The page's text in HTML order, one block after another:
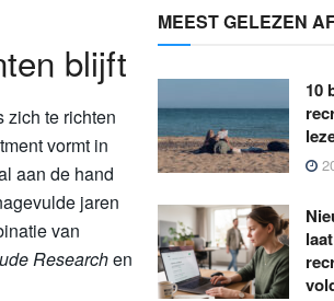
blijft
zich te richten
vormt in
aan de hand
jaren
van
Researchen
MEEST GELEZEN
10